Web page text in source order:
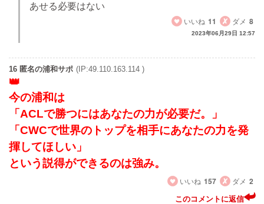
あせる必要はない
いいね 11 ダメ 8
2023年06月29日 12:57
16 匿名の浦和サポ (IP:49.110.163.114 )
今の浦和は
「ACLで勝つにはあなたの力が必要だ。」
「CWCで世界のトップを相手にあなたの力を発
揮してほしい」
という説得ができるのは強み。
いいね 157 ダメ 2
このコメントに返信